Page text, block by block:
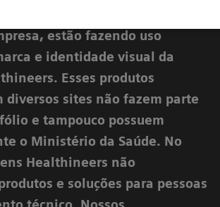
estão fazendo uso
e identidade visual da
Esses produtos
diversos sites não fazem parte
e tampouco possuem
o Ministério da Saúde. No
Healthineers não
e soluções para pessoas